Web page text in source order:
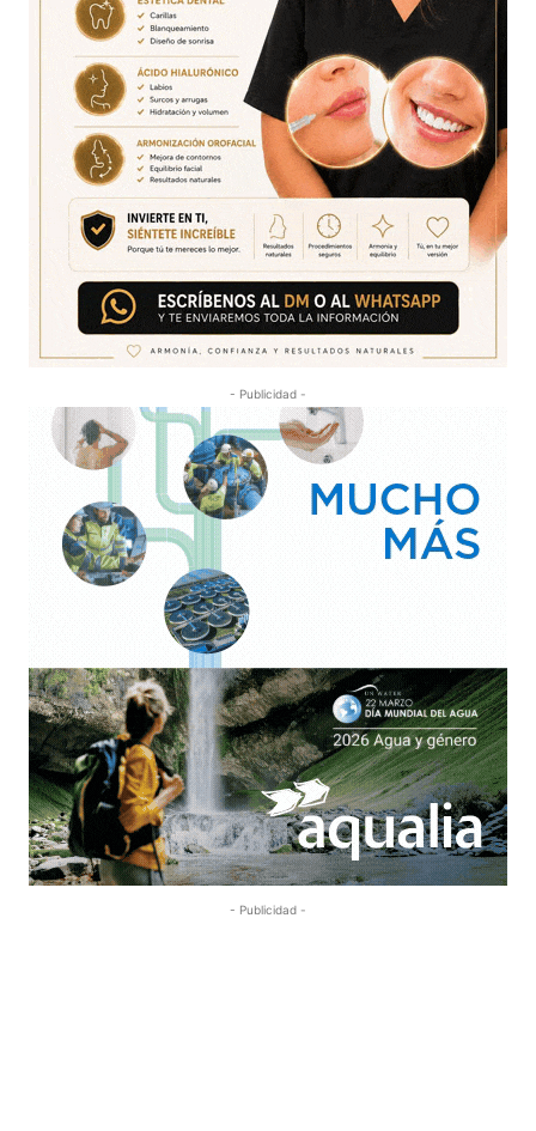
- Publicidad -
- Publicidad -